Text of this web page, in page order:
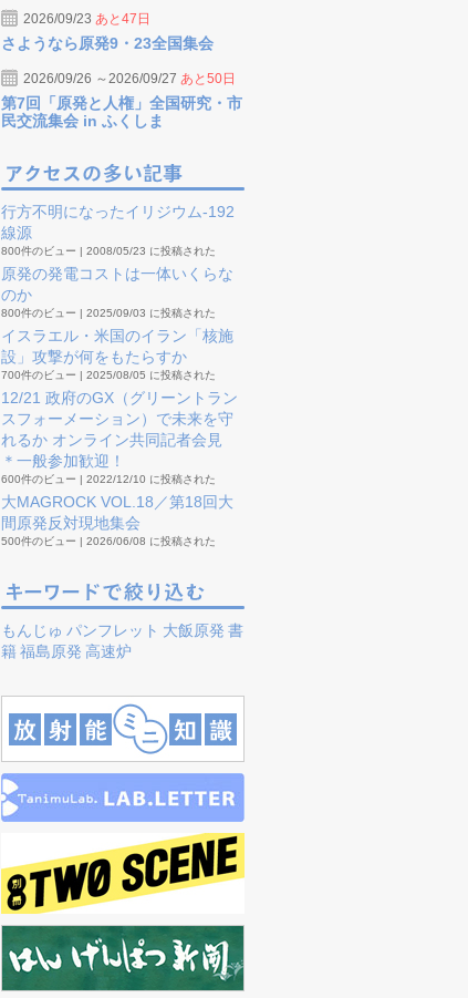
2026/09/23 あと47日
さようなら原発9・23全国集会
2026/09/26 ～2026/09/27 あと50日
第7回「原発と人権」全国研究・市
民交流集会 in ふくしま
行方不明になったイリジウム-192
線源
800件のビュー | 2008/05/23 に投稿された
原発の発電コストは一体いくらな
のか
800件のビュー | 2025/09/03 に投稿された
イスラエル・米国のイラン「核施
設」攻撃が何をもたらすか
700件のビュー | 2025/08/05 に投稿された
12/21 政府のGX（グリーントラン
スフォーメーション）で未来を守
れるか オンライン共同記者会見
＊一般参加歓迎！
600件のビュー | 2022/12/10 に投稿された
大MAGROCK VOL.18／第18回大
間原発反対現地集会
500件のビュー | 2026/06/08 に投稿された
もんじゅ パンフレット 大飯原発 書
籍福島原発 高速炉